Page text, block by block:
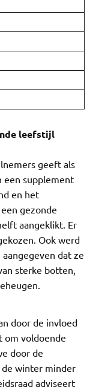
leefstijl
geeft als
een supplement
en het
gezonde
aangeklikt. Er
Ook werd
dat ze
sterke botten,
door de invloed
om voldoende
door de
winter minder
adviseert